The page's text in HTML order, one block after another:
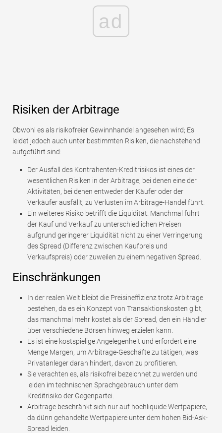
ad
Risiken der Arbitrage
Obwohl es als risikofreier Gewinnhandel angesehen wird; Es
leidet jedoch auch unter bestimmten Risiken, die nachstehend
aufgeführt sind:
Der Ausfall des Kontrahenten-Kreditrisikos ist eines der
wesentlichen Risiken in der Arbitrage, bei denen eine der
Aktivitäten, bei denen entweder der Käufer oder der
Verkäufer ausfällt, zu Verlusten im Arbitrage-Handel führt.
Ein weiteres Risiko betrifft die Liquidität. Manchmal führt
der Kauf und Verkauf zu unterschiedlichen Preisen
aufgrund geringerer Liquidität nicht zu einer Verringerung
des Spread (Differenz zwischen Kaufpreis und
Verkaufspreis) oder zuweilen zu einem negativen Spread.
Einschränkungen
In der realen Welt bleibt die Preisineffizienz trotz Arbitrage
bestehen, da es ein Konzept von Transaktionskosten gibt,
das manchmal mehr kostet als der Spread, den ein Händler
über verschiedene Börsen hinweg erzielen kann.
Es ist eine kostspielige Angelegenheit und erfordert eine
Menge Margen, um Arbitrage-Geschäfte zu tätigen, was
Privatanleger daran hindert, davon zu profitieren.
Sie verachten es, als risikofrei bezeichnet zu werden und
leiden im technischen Sprachgebrauch unter dem
Kreditrisiko der Gegenpartei.
Arbitrage beschränkt sich nur auf hochliquide Wertpapiere,
da dünn gehandelte Wertpapiere unter dem hohen Bid-Ask-
Spread leiden.